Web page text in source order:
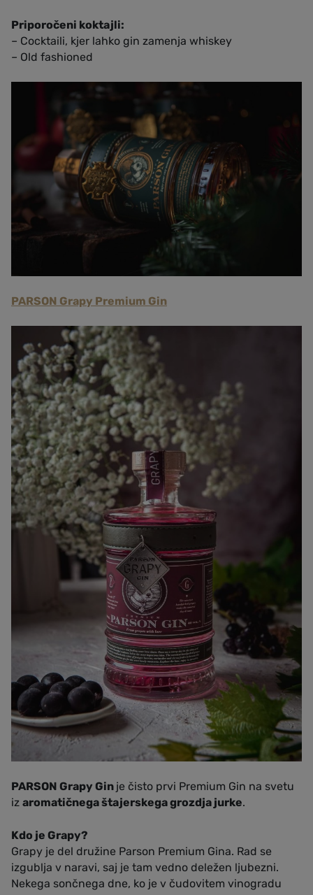
Priporočeni koktajli:
– Cocktaili, kjer lahko gin zamenja whiskey
– Old fashioned
PARSON Grapy Premium Gin
PARSON Grapy Gin je čisto prvi Premium Gin na svetu
iz aromatičnega štajerskega grozdja jurke.
Kdo je Grapy?
Grapy je del družine Parson Premium Gina. Rad se
izgublja v naravi, saj je tam vedno deležen ljubezni.
Nekega sončnega dne, ko je v čudovitem vinogradu